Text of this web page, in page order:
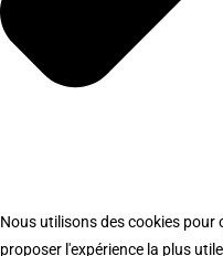
Nous utilisons des cookies
proposer l'expérience la plus